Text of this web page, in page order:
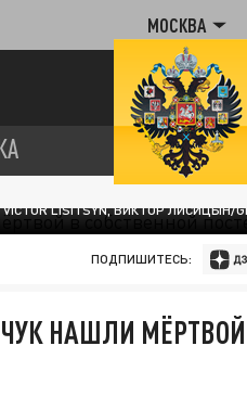
МОСКВА
VICTOR LISITSYN, ВИКТОР ЛИСИЦЫН/
ПОДПИШИТЕСЬ:
НАШЛИ